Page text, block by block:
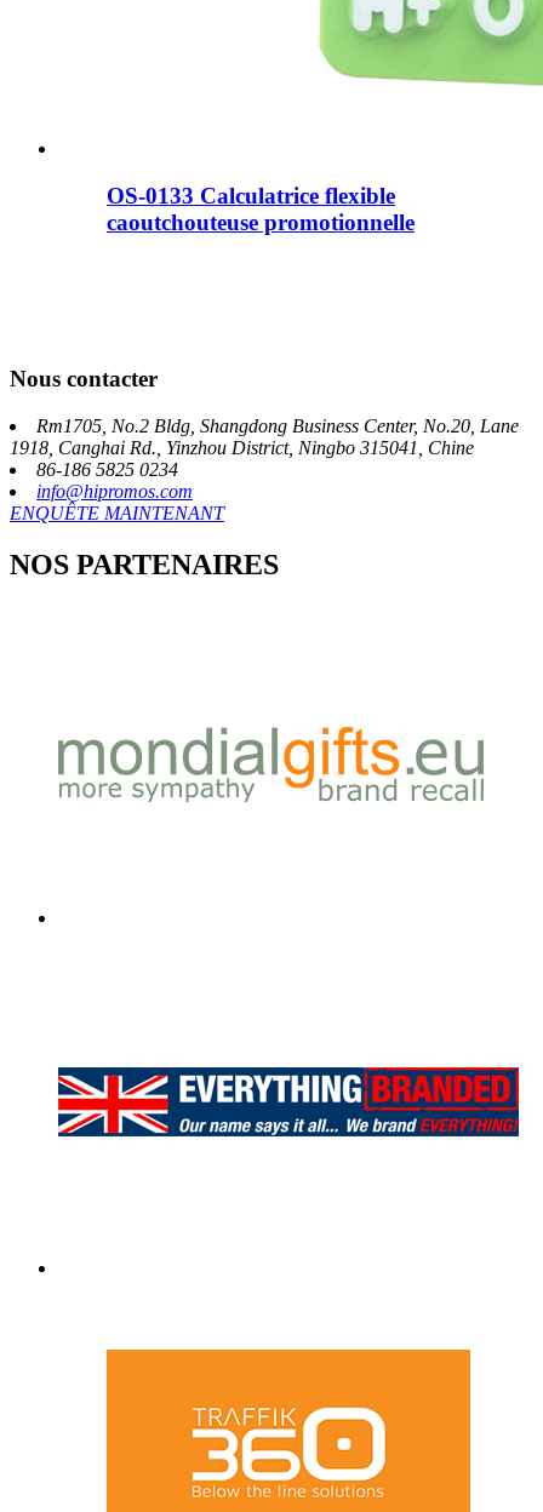
OS-0133 Calculatrice flexible
caoutchouteuse promotionnelle
Nous contacter
Rm1705, No.2 Bldg, Shangdong Business Center, No.20, Lane
1918, Canghai Rd., Yinzhou District, Ningbo 315041, Chine
86-186 5825 0234
info@hipromos.com
ENQUÊTE MAINTENANT
NOS PARTENAIRES